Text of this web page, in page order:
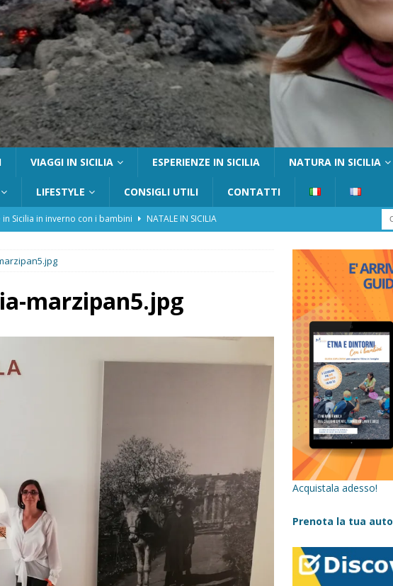
VIAGGI IN SICILIA ESPERIENZE IN SICILIA NATURA IN SICILIA
LIFESTYLE CONSIGLI UTILI CONTATTI
in Sicilia in inverno con i bambini
NATALE IN SICILIA
con bambini: guida completa su come arrivare,
FUORI PORTA
a Pantelleria: dammusi vista mare e resort immersi nella natura
un viaggio in Sicilia con i bambini (senza stress)
CONSIGLI
con bambini: itinerari imperdibili (+ consigli utili)- Parte 1
con i bambini in Sicilia, dove andare?
FATTORIE
Fiumara d’Arte con i bambini, quando la natura incontra l’arte
marzipan5.jpg
Acquistala adesso!
Prenota la tua auto